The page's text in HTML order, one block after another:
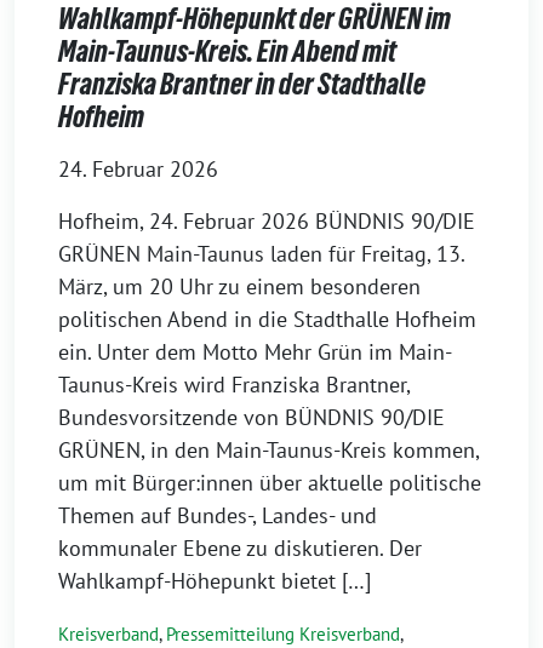
Wahlkampf-Höhepunkt der GRÜNEN im
Main-Taunus-Kreis. Ein Abend mit
Franziska Brantner in der Stadthalle
Hofheim
24. Februar 2026
Hofheim, 24. Februar 2026 BÜNDNIS 90/DIE
GRÜNEN Main-Taunus laden für Freitag, 13.
März, um 20 Uhr zu einem besonderen
politischen Abend in die Stadthalle Hofheim
ein. Unter dem Motto Mehr Grün im Main-
Taunus-Kreis wird Franziska Brantner,
Bundesvorsitzende von BÜNDNIS 90/DIE
GRÜNEN, in den Main-Taunus-Kreis kommen,
um mit Bürger:innen über aktuelle politische
Themen auf Bundes-, Landes- und
kommunaler Ebene zu diskutieren. Der
Wahlkampf-Höhepunkt bietet […]
Kreisverband, Pressemitteilung Kreisverband,